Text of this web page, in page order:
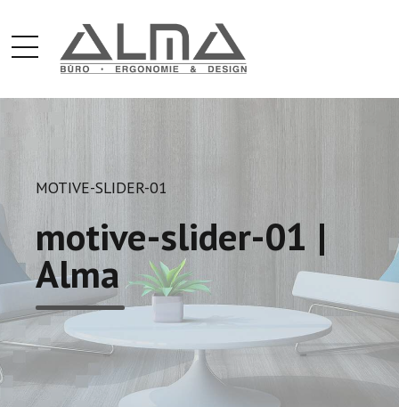
MOTIVE-SLIDER-01
motive-slider-01 |
Alma